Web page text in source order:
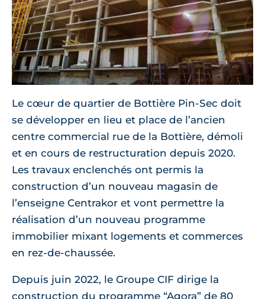
Le cœur de quartier de Bottière Pin-Sec doit
se développer en lieu et place de l’ancien
centre commercial rue de la Bottière, démoli
et en cours de restructuration depuis 2020.
Les travaux enclenchés ont permis la
construction d’un nouveau magasin de
l’enseigne Centrakor et vont permettre la
réalisation d’un nouveau programme
immobilier mixant logements et commerces
en rez-de-chaussée.
Depuis juin 2022, le Groupe CIF dirige la
construction du programme “Agora” de 80